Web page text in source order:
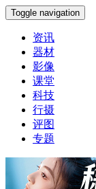
Toggle navigation
资讯
器材
影像
课堂
科技
行摄
评图
专题